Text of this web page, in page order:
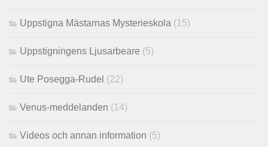
Uppstigna Mästarnas Mysterieskola (15)
Uppstigningens Ljusarbeare (5)
Ute Posegga-Rudel (22)
Venus-meddelanden (14)
Videos och annan information (5)